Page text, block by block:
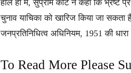
हाल ही में, सुप्रीम कोर्ट ने कहा कि
चुनाव याचिका को खारिज किया जा सकता
जनप्रतिनिधित्व अधिनियम, 1951 की
To Read More Please